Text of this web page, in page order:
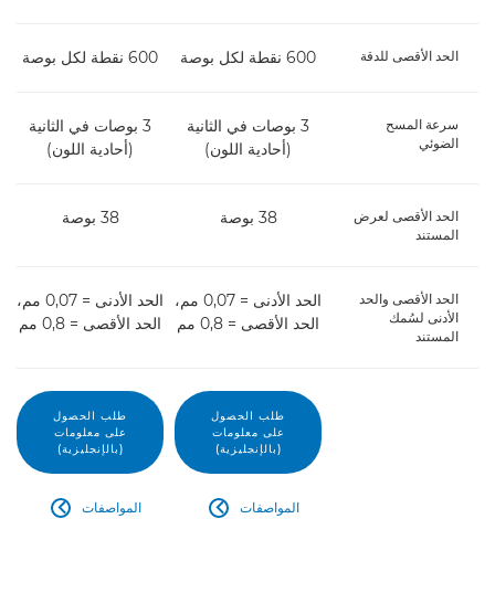
الحد الأقصى للدقة 600 نقطة لكل بوصة 600 نقطة لكل بوصة
سرعة المسح
الضوئي
3 بوصات في الثانية
(أحادية اللون)
3 بوصات في الثانية
(أحادية اللون)
الحد الأقصى لعرض
المستند
38 بوصة 38 بوصة
الحد الأقصى والحد
الأدنى لسُمك
المستند
الحد الأدنى = 0,07 مم،
الحد الأقصى = 0,8 مم
الحد الأدنى = 0,07 مم،
الحد الأقصى = 0,8 مم
طلب الحصول
على معلومات
(بالإنجليزية)
المواصفات 
طلب الحصول
على معلومات
(بالإنجليزية)
المواصفات 